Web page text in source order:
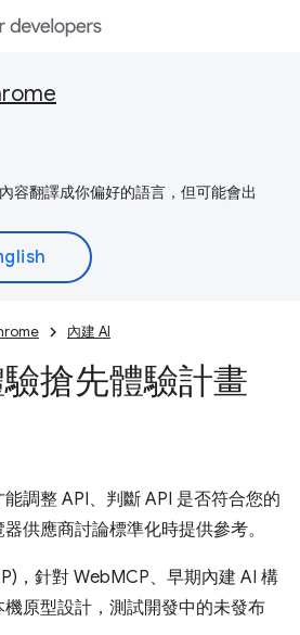
容翻譯成你偏好的語言，但可能會出
內建 AI
搶先體驗計畫
調整 API、判斷 API 是否符合您的
供應商討論標準化時提供參考。
，針對 WebMCP、早期內建 AI 構
原型設計，測試開發中的未發布